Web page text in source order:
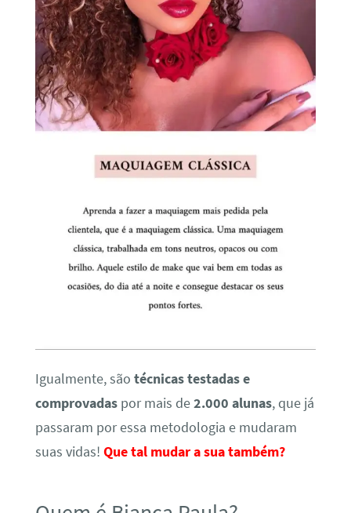
Igualmente, são técnicas testadas e
comprovadaspor mais de2.000 alunas, que já
passaram por essa metodologia e mudaram
suas vidas! Que tal mudar a sua também?